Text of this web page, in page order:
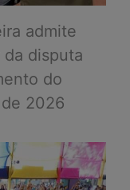
admite
disputa
do
2026